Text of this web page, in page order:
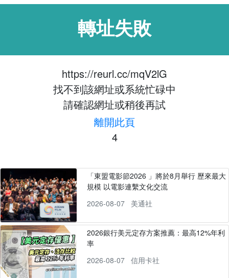
轉址失敗
https://reurl.cc/mqV2lG
找不到該網址或系統忙碌中
請確認網址或稍後再試
離開此頁
4
「東盟電影節2026 」將於8月舉行 歷來最大
規模 以電影連繫文化交流
2026-08-07
美通社
2026銀行美元定存方案推薦：最高12%年利
率
2026-08-07
信用卡社